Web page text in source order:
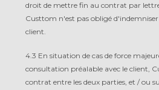
droit de mettre fin au contrat par
Custtom n'est pas obligé
client.
4.3 En situation de cas de force
consultation préalable avec le client,
contrat entre les deux parties, et / ou